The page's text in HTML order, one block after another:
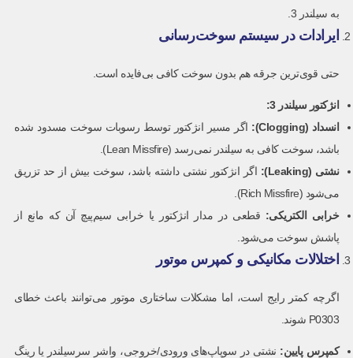
به سیلندر 3.
ایرادات در سیستم سوخت‌رسانی
حتی قوی‌ترین جرقه هم بدون سوخت کافی بی‌فایده است.
انژکتور سیلندر 3 :
انسداد (Clogging):
اگر مسیر انژکتور توسط رسوبات سوخت مسدود شده
باشد، سوخت کافی به سیلندر نمی‌رسد (Lean Missfire).
نشتی (Leaking):
اگر انژکتور نشتی داشته باشد، سوخت بیش از حد تزریق
می‌شود (Rich Missfire).
خرابی الکتریکی: قطعی در مدار انژکتور یا خرابی سیم‌پیچ آن که مانع از
پاشش سوخت می‌شود.
اختلالات مکانیکی و کمپرس موتور
اگرچه کمتر رایج است، اما مشکلات ساختاری موتور می‌توانند باعث خطای
P0303 شوند.
کمپرس پایین: نشتی در سوپاپ‌های ورودی/خروجی، واشر سرسیلندر یا رینگ